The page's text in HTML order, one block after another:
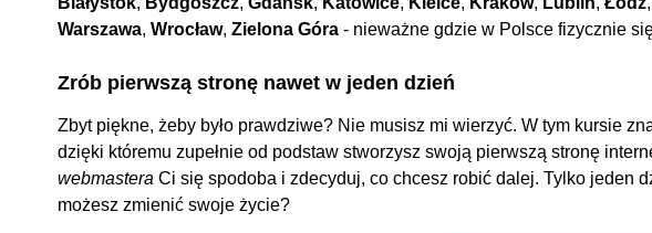
Warszawa, Wrocław, Zielona Góra - nieważne gdzie w Polsce fizycznie
Zrób pierwszą stronę nawet w jeden dzień
Zbyt piękne, żeby było prawdziwe? Nie musisz mi wierzyć. W tym kursie
dzięki któremu zupełnie od podstaw stworzysz swoją pierwszą stronę
webmastera Ci się spodoba i zdecyduj, co chcesz robić dalej. Tylko jeden
możesz zmienić swoje życie?